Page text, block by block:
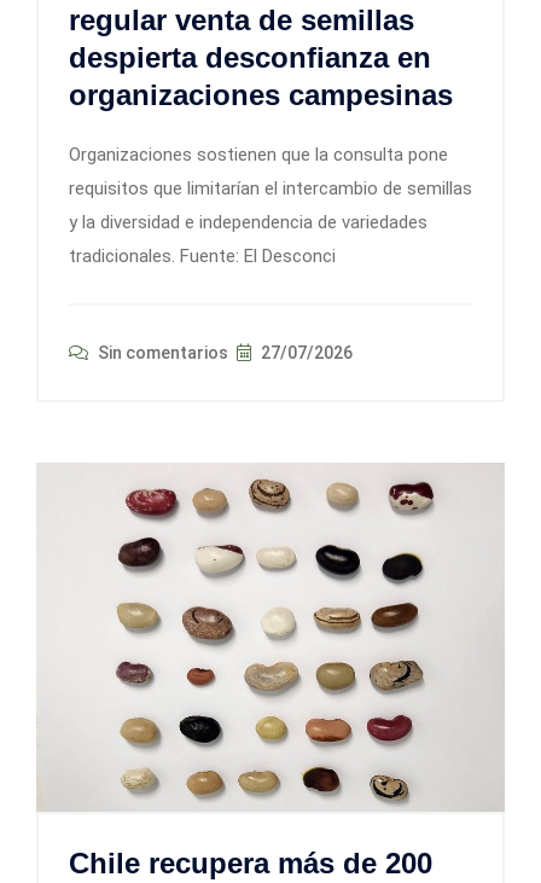
regular venta de semillas
despierta desconfianza en
organizaciones campesinas
Organizaciones sostienen que la consulta pone
requisitos que limitarían el intercambio de semillas
y la diversidad e independencia de variedades
tradicionales. Fuente: El Desconci
Sin comentarios 27/07/2026
Chile recupera más de 200